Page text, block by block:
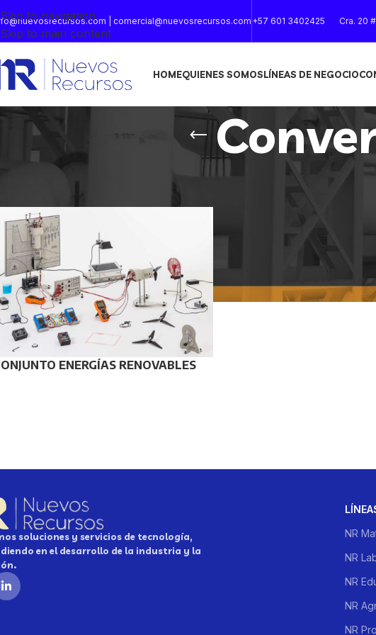
Skip to navigation
Skip to main content
| comercial@nuevosrecursos.com +57 601 3402425 Cra. 20
HOMEQUIENES SOMOSLÍNEAS DE NEGOCIO
ENERGÍAS RENOVABLES
soluciones y servicios de tecnología,
en el desarrollo de la industria y la
NR
NR
NR
NR
NR